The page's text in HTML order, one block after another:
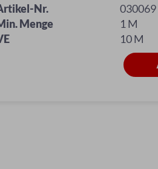
Nr.
030069
Menge
1 M
10 M